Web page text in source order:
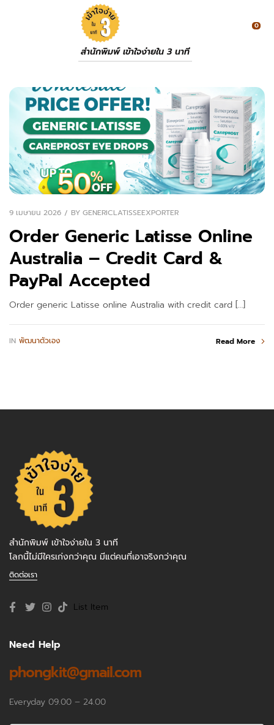
สำนักพิมพ์ เข้าใจง่ายใน 3 นาที
0
9 เมษายน 2026 BY GENERICLATISSEEXPORTER
Order Generic Latisse Online
Australia – Credit Card &
PayPal Accepted
Order generic Latisse online Australia with credit card […]
IN พัฒนาตัวเอง Read More
สำนักพิมพ์ เข้าใจง่ายใน 3 นาที
โลกนี้ไม่มีใครเก่งกว่าคุณ มีแต่คนที่เอาจริงกว่าคุณ
ติดต่อเรา
List Item
Need Help
phongkit@gmail.com
Everyday 09.00 – 24.00